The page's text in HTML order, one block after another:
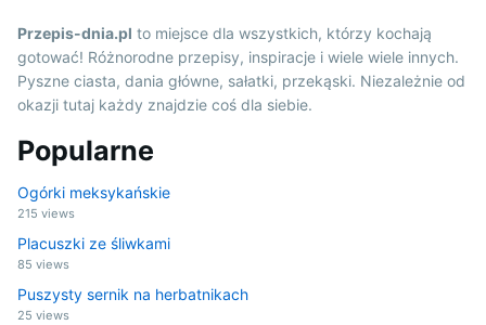
Przepis-dnia.pl to miejsce dla wszystkich, którzy kochają
gotować! Różnorodne przepisy, inspiracje i wiele wiele innych.
Pyszne ciasta, dania główne, sałatki, przekąski. Niezależnie od
okazji tutaj każdy znajdzie coś dla siebie.
Popularne
Ogórki meksykańskie
215 views
Placuszki ze śliwkami
85 views
Puszysty sernik na herbatnikach
25 views